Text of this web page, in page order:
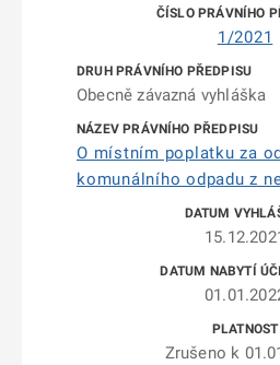
1/2021
Obecně závazná vyhláška
O místním poplatku za
komunálního odpadu z
Zrušeno k